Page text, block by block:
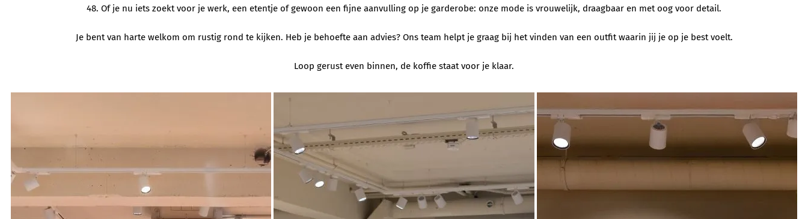
48. Of je nu iets zoekt voor je werk, een etentje of gewoon een fijne aanvulling op je garderobe: onze mode is vrouwelijk, draagbaar en met oog voor detail.
Je bent van harte welkom om rustig rond te kijken. Heb je behoefte aan advies? Ons team helpt je graag bij het vinden van een outfit waarin jij je op je best voelt.
Loop gerust even binnen, de koffie staat voor je klaar.